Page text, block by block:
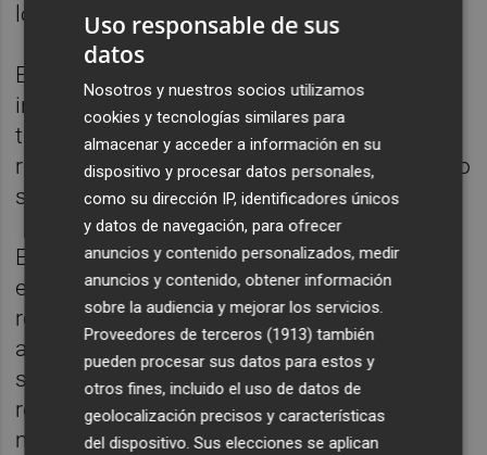
los bancos centrales.
El mercado descuenta que ante una mayor
inflación, los bancos centrales elevaran los
tipos de interés. En este contexto, la
rentabilidad ofrecida por las letras del Tesoro
se ha elevado en los últimos meses.
En la última subasta de letras celebrada por
el Tesoro, el pasado martes 5 de mayo, la
rentabilidad de las letras a doce meses
alcanzó el 2,651 %, máximos desde
septiembre de 2024. Asimismo, el
rendimiento ofrecido en las letras a seis
meses fue del 2,389 %.
Uso responsable de sus
datos
Nosotros y nuestros socios utilizamos
cookies y tecnologías similares para
almacenar y acceder a información en su
dispositivo y procesar datos personales,
como su dirección IP, identificadores únicos
y datos de navegación, para ofrecer
anuncios y contenido personalizados, medir
anuncios y contenido, obtener información
sobre la audiencia y mejorar los servicios.
Proveedores de terceros (1913) también
pueden procesar sus datos para estos y
otros fines, incluido el uso de datos de
geolocalización precisos y características
del dispositivo. Sus elecciones se aplican